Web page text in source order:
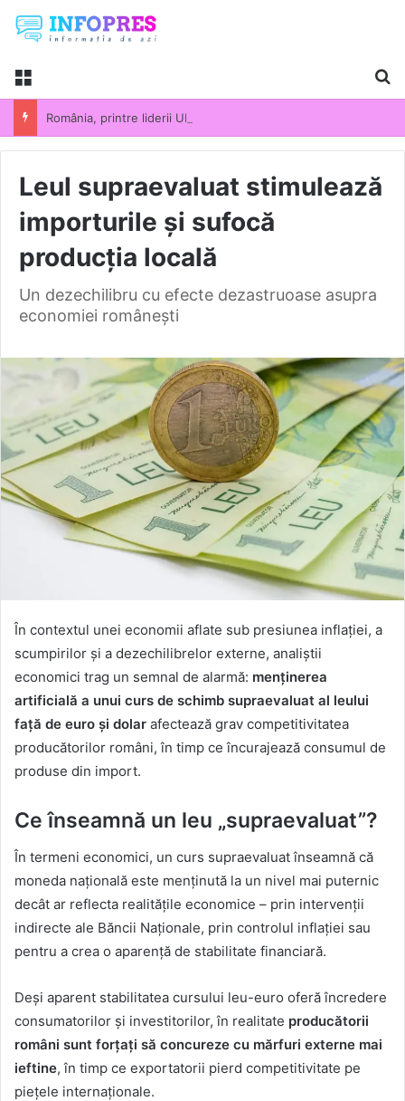
Menu
Leul supraevaluat stimulează
importurile și sufocă
producția locală
Un dezechilibru cu efecte dezastruoase asupra
economiei românești
În contextul unei economii aflate sub presiunea inflației, a
scumpirilor și a dezechilibrelor externe, analiștii
economici trag un semnal de alarmă: menținerea
artificială a unui curs de schimb supraevaluat al leului
față de euro și dolar afectează grav competitivitatea
producătorilor români, în timp ce încurajează consumul de
produse din import.
Ce înseamnă un leu „supraevaluat”?
În termeni economici, un curs supraevaluat înseamnă că
moneda națională este menținută la un nivel mai puternic
decât ar reflecta realitățile economice – prin intervenții
indirecte ale Băncii Naționale, prin controlul inflației sau
pentru a crea o aparență de stabilitate financiară.
Deși aparent stabilitatea cursului leu-euro oferă încredere
consumatorilor și investitorilor, în realitate producătorii
români sunt forțați să concureze cu mărfuri externe mai
ieftine, în timp ce exportatorii pierd competitivitate pe
piețele internaționale.